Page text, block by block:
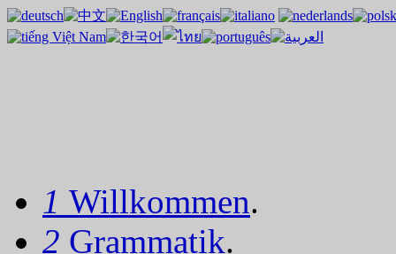
1 Willkommen.
2 Grammatik.